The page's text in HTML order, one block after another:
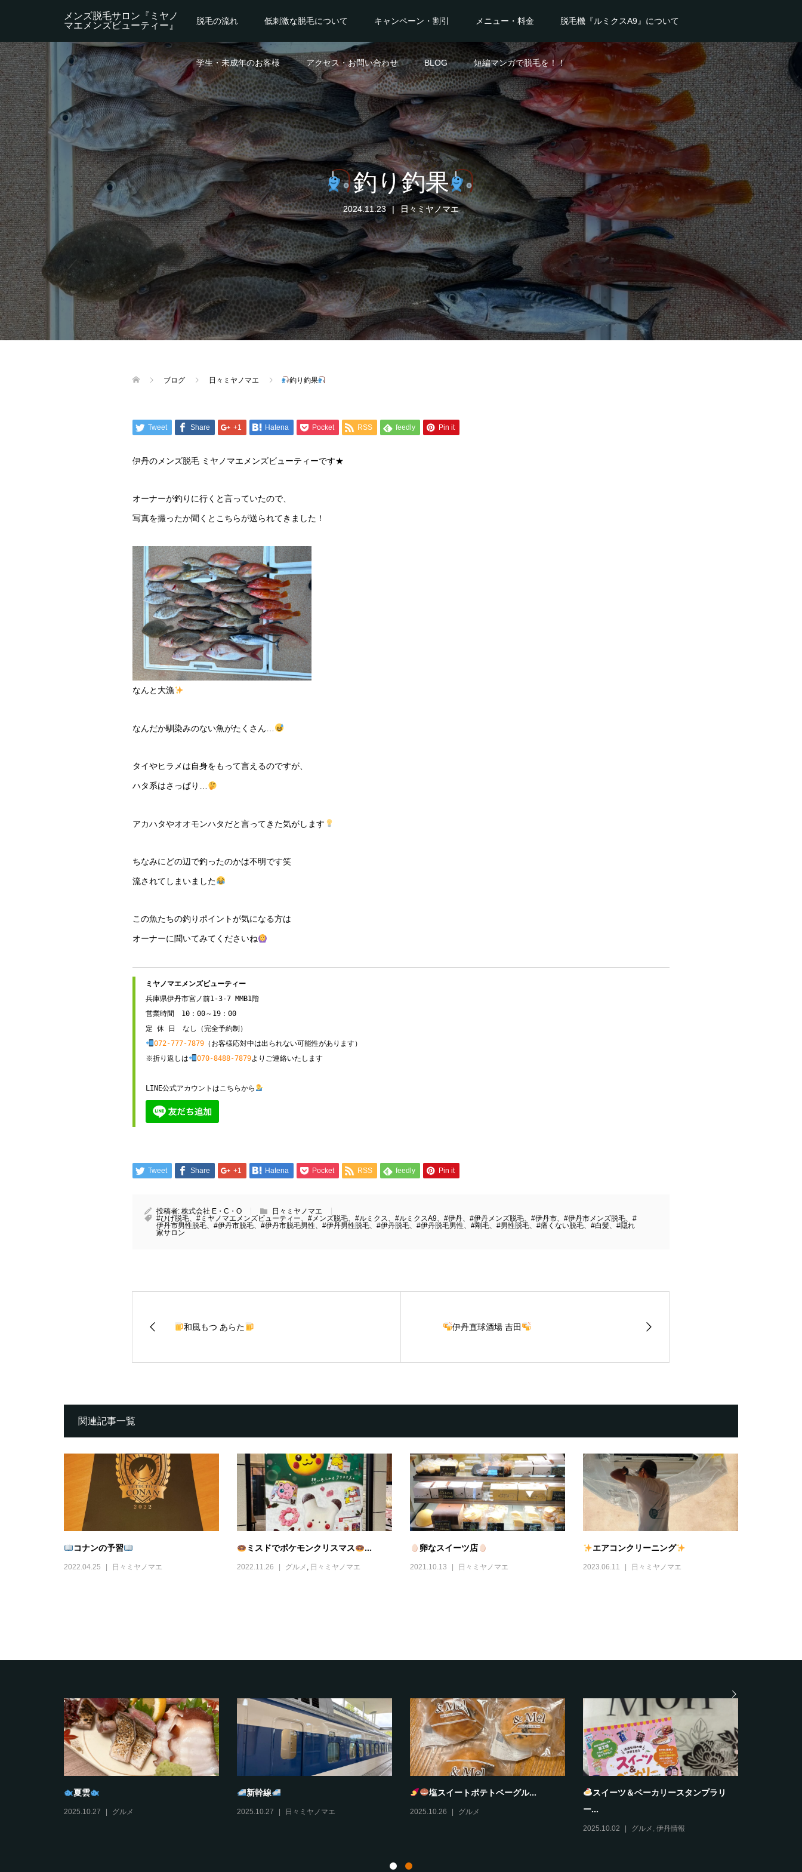
メンズ脱毛サロン『ミヤノ
マエメンズビューティー』
脱毛の流れ 低刺激な脱毛について キャンペーン・割引 メニュー・料金 脱毛機『ルミクスA9』について
学生・未成年のお客様 アクセス・お問い合わせ BLOG 短編マンガで脱毛を！！
釣り釣果
2024.11.23 日々ミヤノマエ
ブログ 日々ミヤノマエ 釣り釣果
Tweet Share +1 Hatena Pocket RSS feedly Pin it
伊丹のメンズ脱毛 ミヤノマエメンズビューティーです★
オーナーが釣りに行くと言っていたので、
写真を撮ったか聞くとこちらが送られてきました！
なんと大漁
なんだか馴染みのない魚がたくさん…
タイやヒラメは自身をもって言えるのですが、
ハタ系はさっぱり…
アカハタやオオモンハタだと言ってきた気がします
ちなみにどの辺で釣ったのかは不明です笑
流されてしまいました
この魚たちの釣りポイントが気になる方は
オーナーに聞いてみてくださいね
兵庫県伊丹市宮ノ前1-3-7 MMB1階
営業時間　10：00～19：00
072-777-7879（お客様応対中は出られない可能性があります）
※折り返しは
070-8488-7879よりご連絡いたします
LINE公式アカウントはこちらから
Tweet Share +1 Hatena Pocket RSS feedly Pin it
投稿者: 株式会社 E・C・O
日々ミヤノマエ
#ひげ脱毛、#ミヤノマエメンズビューティー、#メンズ脱毛、#ルミクス、#ルミクスA9、#伊丹、#伊丹メンズ脱毛、#伊丹市、#伊丹市メンズ脱毛、#
伊丹市男性脱毛、#伊丹市脱毛、#伊丹市脱毛男性、#伊丹男性脱毛、#伊丹脱毛、#伊丹脱毛男性、#剛毛、#男性脱毛、#痛くない脱毛、#白髪、#隠れ
家サロン
和風もつ あらた 伊丹直球酒場 吉田
関連記事一覧
コナンの予習
2022.04.25 日々ミヤノマエ
ミスドでポケモンクリスマス ...
2022.11.26 グルメ , 日々ミヤノマエ
卵なスイーツ店
2021.10.13 日々ミヤノマエ
エアコンクリーニング
2023.06.11 日々ミヤノマエ
おすそわけ
2025.12.11 日々ミヤノマエ
びすとろどあ
2025.12.10 グルメ ,伊丹情報
風丹
2025.10.29 グルメ
大阪ふぐ太郎
2025.10.28